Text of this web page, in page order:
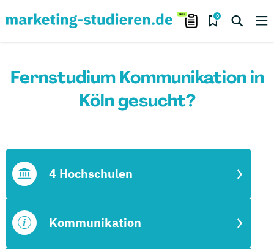
0
Fernstudium Kommunikation in
Köln gesucht?
Kommunikation
4 Hochschulen